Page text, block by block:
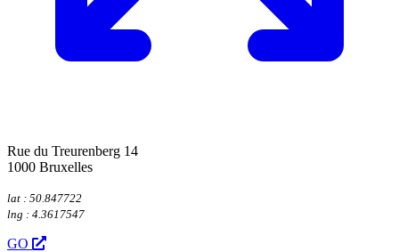
+
Rue du Treurenberg 14
1000 Bruxelles
lat : 50.847722
lng : 4.3617547
GO